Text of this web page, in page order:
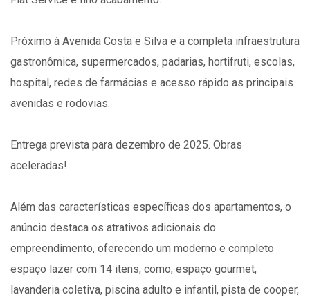
Próximo à Avenida Costa e Silva e a completa infraestrutura
gastronômica, supermercados, padarias, hortifruti, escolas,
hospital, redes de farmácias e acesso rápido as principais
avenidas e rodovias.
Entrega prevista para dezembro de 2025. Obras
aceleradas!
Além das características específicas dos apartamentos, o
anúncio destaca os atrativos adicionais do
empreendimento, oferecendo um moderno e completo
espaço lazer com 14 itens, como, espaço gourmet,
lavanderia coletiva, piscina adulto e infantil, pista de cooper,